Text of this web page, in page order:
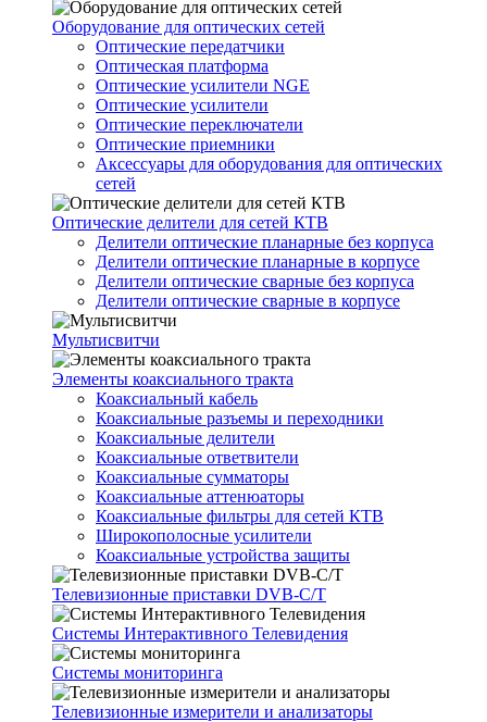
Оборудование для оптических сетей
Оптические передатчики
Оптическая платформа
Оптические усилители NGE
Оптические усилители
Оптические переключатели
Оптические приемники
Аксессуары для оборудования для оптических
сетей
Оптические делители для сетей КТВ
Делители оптические планарные без корпуса
Делители оптические планарные в корпусе
Делители оптические сварные без корпуса
Делители оптические сварные в корпусе
Мультисвитчи
Элементы коаксиального тракта
Коаксиальный кабель
Коаксиальные разъемы и переходники
Коаксиальные делители
Коаксиальные ответвители
Коаксиальные сумматоры
Коаксиальные аттенюаторы
Коаксиальные фильтры для сетей КТВ
Широкополосные усилители
Коаксиальные устройства защиты
Телевизионные приставки DVB-C/T
Системы Интерактивного Телевидения
Системы мониторинга
Телевизионные измерители и анализаторы